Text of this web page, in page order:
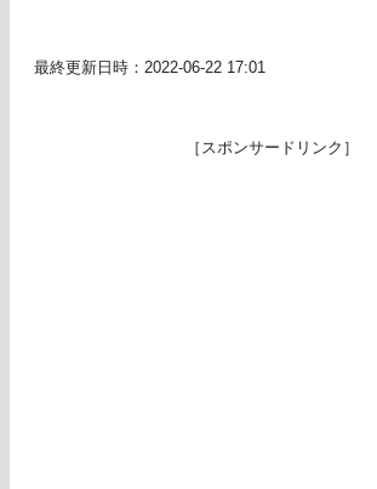
最終更新日時：2022-06-22 17:01
［スポンサードリンク］